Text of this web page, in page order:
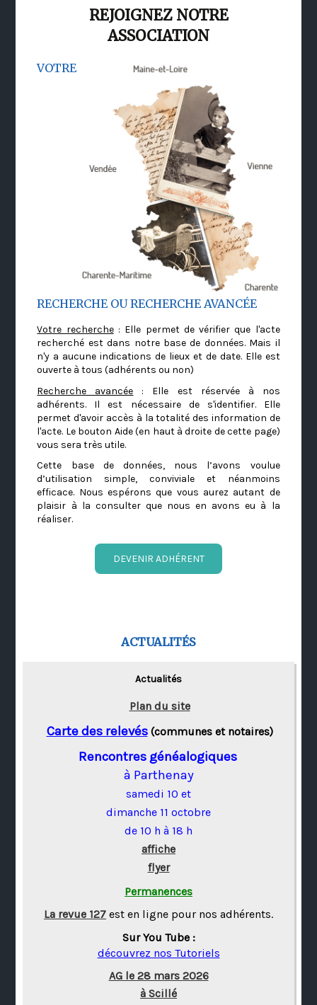
REJOIGNEZ NOTRE
ASSOCIATION
VOTRE
RECHERCHE OU RECHERCHE AVANCÉE
Votre recherche: Elle permet de vérifier que l'acte
recherché est dans notre base de données. Mais il
n'y a aucune indications de lieux et de date. Elle est
ouverte à tous (adhérents ou non)
Recherche avancée : Elle est réservée à nos
adhérents. Il est nécessaire de s'identifier. Elle
permet d'avoir accès à la totalité des information de
l'acte. Le bouton Aide (en haut à droite de cette page)
vous sera très utile.
Cette base de données, nous l’avons voulue
d’utilisation simple, conviviale et néanmoins
efficace. Nous espérons que vous aurez autant de
plaisir à la consulter que nous en avons eu à la
réaliser.
DEVENIR ADHÉRENT
ACTUALITÉS
Actualités
Plan du site
Carte des relevés(communes et notaires)
Rencontres généalogiques
à Parthenay
samedi 10 et
dimanche 11 octobre
de 10 h à 18 h
affiche
flyer
Permanences
La revue 127 est en ligne pour nos adhérents.
Sur You Tube :
découvrez nos Tutoriels
AG le 28 mars 2026
à Scillé